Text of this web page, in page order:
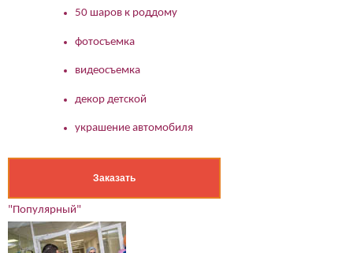
Подтверждаю свое согласие на обработку персональных
данных в соответствии
50 шаров к роддому
фотосъемка
видеосъемка
декор детской
украшение автомобиля
Заказать
"Популярный"